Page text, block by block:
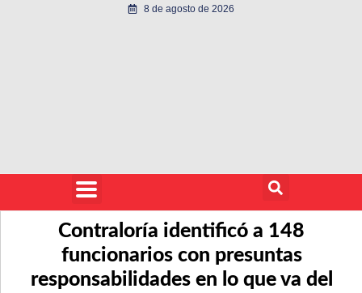
8 de agosto de 2026
Contraloría identificó a 148
funcionarios con presuntas
responsabilidades en lo que va del